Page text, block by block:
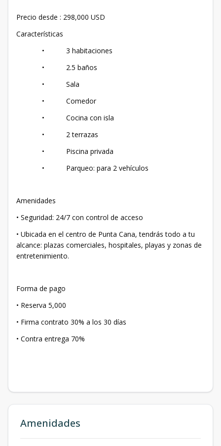
Precio desde : 298,000 USD
Características
• 3 habitaciones
• 2.5 baños
• Sala
• Comedor
• Cocina con isla
• 2 terrazas
• Piscina privada
• Parqueo: para 2 vehículos
Amenidades
• Seguridad: 24/7 con control de acceso
• Ubicada en el centro de Punta Cana, tendrás todo a tu
alcance: plazas comerciales, hospitales, playas y zonas de
entretenimiento.
Forma de pago
• Reserva 5,000
• Firma contrato 30% a los 30 días
• Contra entrega 70%
Amenidades